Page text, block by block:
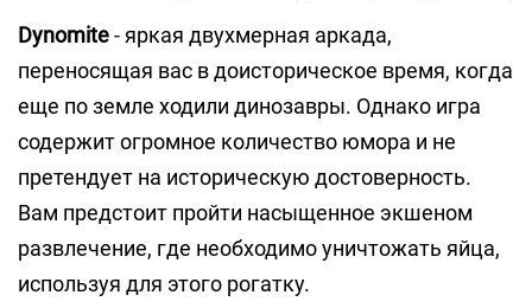
Dynomite- яркая двухмерная аркада,
переносящая вас в доисторическое время, когда
еще по земле ходили динозавры. Однако игра
содержит огромное количество юмора и не
претендует на историческую достоверность.
Вам предстоит пройти насыщенное экшеном
развлечение, где необходимо уничтожать яйца,
используя для этого рогатку.